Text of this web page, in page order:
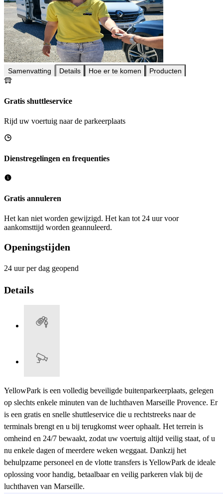
Samenvatting Details Hoe er te komen Producten
Gratis shuttleservice
Rijd uw voertuig naar de parkeerplaats
Dienstregelingen en frequenties
Gratis annuleren
Het kan niet worden gewijzigd. Het kan tot 24 uur voor
aankomsttijd worden geannuleerd.
Openingstijden
24 uur per dag geopend
Details
YellowPark is een volledig beveiligde buitenparkeerplaats, gelegen
op slechts enkele minuten van de luchthaven Marseille Provence. Er
is een gratis en snelle shuttleservice die u rechtstreeks naar de
terminals brengt en u bij terugkomst weer ophaalt. Het terrein is
omheind en 24/7 bewaakt, zodat uw voertuig altijd veilig staat, of u
nu enkele dagen of meerdere weken weggaat. Dankzij het
behulpzame personeel en de vlotte transfers is YellowPark de ideale
oplossing voor handig, betaalbaar en veilig parkeren vlak bij de
luchthaven van Marseille.